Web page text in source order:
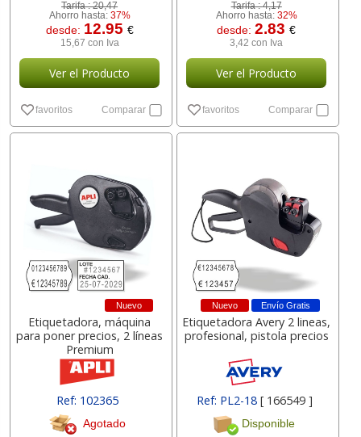
Tarifa :20,47
Ahorro hasta: 37%
desde: 12.95 €
15,67 con Iva
Ver el Producto
favoritos Comparar
Tarifa :4,17
Ahorro hasta: 32%
desde:2.83€
3,42 con Iva
Ver el Producto
favoritos Comparar
Nuevo
Etiquetadora, máquina
para poner precios, 2 líneas
Premium
Ref: 102365
Agotado
Envío Gratis
Nuevo
Etiquetadora Avery 2 lineas,
profesional, pistola precios
Ref: PL2-18 [ 166549 ]
Disponible